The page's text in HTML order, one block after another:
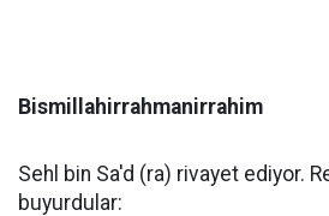
Bismillahirrahmanirrahim
Sehl bin Sa'd (ra) rivayet ediyor.
buyurdular: